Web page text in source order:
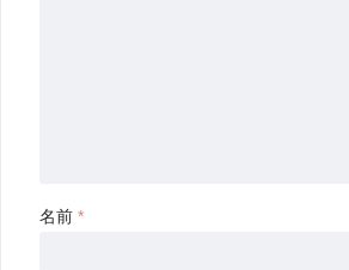
名前 *